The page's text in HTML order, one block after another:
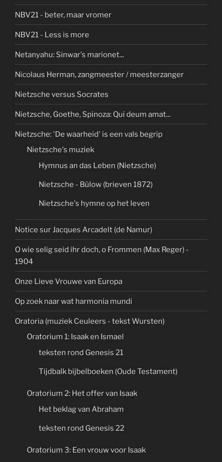
NBV21 - beter, maar vromer
NBV21 - Less is more
Netanyahu: Sinwar's marionet...
Nicolaus Herman, zangmeester / meesterzanger
Nietzsche versus Socrates
Nietzsche, Goethe, Spinoza: Qui deum amat...
Nietzsche: 'De waarheid' is een vals begrip
Nietzsche's muziek
Hymnus an das Leben (Nietzsche)
Nietzsche - Bülow (brieven 1872)
Nietzsche's hymne op het leven
Notice sur Jacques Arcadelt (de Namur)
O wie selig seid ihr doch, o Frommen (Max Reger) -
1904
Onze Lieve Vrouwe van Europa
Op zoek naar wat harmonia mundi
Oratoria (muziek Ceuleers - tekst Wursten)
Oratorium 1: Isaak en Ismael
teksten rond Genesis 21
Tijdbalk bijbelboeken (Oude Testament)
Oratorium 2: Het offer van Isaak
Het beklag van Abraham
teksten rond Genesis 22
Oratorium 3: Een vrouw voor Isaak